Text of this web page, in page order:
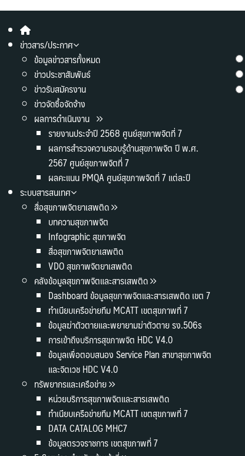
ข่าวสาร/ประกาศ
ข้อมูลข่าวสารทั้งหมด
ข่าวประชาสัมพันธ์
ข่าวรับสมัครงาน
ข่าวจัดซื้อจัดจ้าง
ผลการดำเนินงาน
รายงานประจำปี 2568 ศูนย์สุขภาพจิตที่ 7
ผลการสำรวจความรอบรู้ด้านสุขภาพจิต ปี พ.ศ.
2567 ศูนย์สุขภาพจิตที่ 7
ผลคะแนน PMQA ศูนย์สุขภาพจิตที่ 7 แต่ละปี
ระบบสารสนเทศ
สื่อสุขภาพจิตยาเสพติด
บทความสุขภาพจิต
Infographic สุขภาพจิต
สื่อสุขภาพจิตยาเสพติด
VDO สุขภาพจิตยาเสพติด
คลังข้อมูลสุขภาพจิตและสารเสพติด
Dashboard ข้อมูลสุขภาพจิตและสารเสพติด เขต 7
ทำเนียบเครือข่ายทีม MCATT เขตสุขภาพที่ 7
ข้อมูลฆ่าตัวตายและพยายามฆ่าตัวตาย รง.506s
การเข้าถึงบริการสุขภาพจิต HDC V4.0
ข้อมูลเพื่อตอบสนอง Service Plan สาขาสุขภาพจิต
และจิตเวช HDC V4.0
ทรัพยากรและเครือข่าย
หน่วยบริการสุขภาพจิตและสารเสพติด
ทำเนียบเครือข่ายทีม MCATT เขตสุขภาพที่ 7
DATA CATALOG MHC7
ข้อมูลตรวจราชการ เขตสุขภาพที่ 7